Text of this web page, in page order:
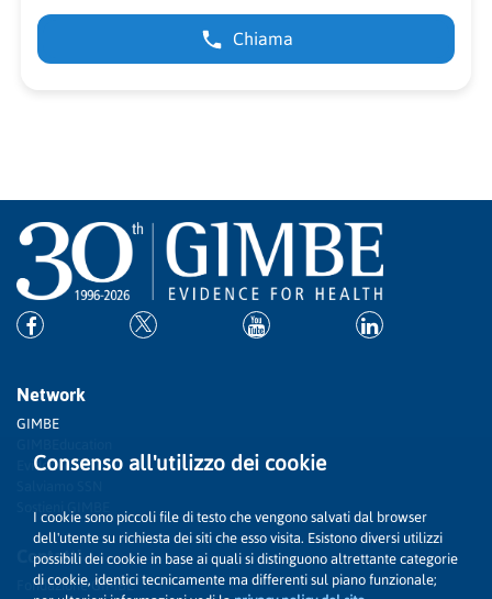
Chiama
Network
GIMBE
Evidence
Contatti
Fondazione GIMBE
Consenso all'utilizzo dei cookie
I cookie sono piccoli file di testo che vengono salvati dal browser
dell'utente su richiesta dei siti che esso visita. Esistono diversi utilizzi
possibili dei cookie in base ai quali si distinguono altrettante categorie
di cookie, identici tecnicamente ma differenti sul piano funzionale;